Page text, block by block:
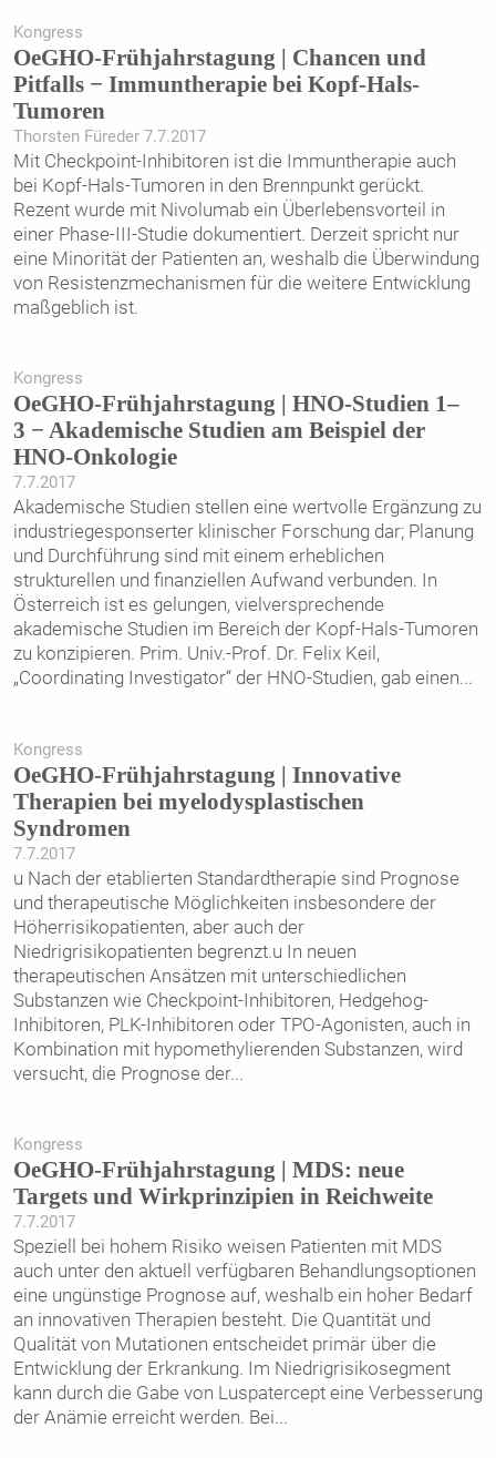
Kongress
OeGHO-Frühjahrstagung | Chancen und
Pitfalls − Immuntherapie bei Kopf-Hals-
Tumoren
Thorsten Füreder 7.7.2017
Mit Checkpoint-Inhibitoren ist die Immuntherapie auch
bei Kopf-Hals-Tumoren in den Brennpunkt gerückt.
Rezent wurde mit Nivolumab ein Überlebensvorteil in
einer Phase-III-Studie dokumentiert. Derzeit spricht nur
eine Minorität der Patienten an, weshalb die Überwindung
von Resistenzmechanismen für die weitere Entwicklung
maßgeblich ist.
Kongress
OeGHO-Frühjahrstagung | HNO-Studien 1–
3 − Akademische Studien am Beispiel der
HNO-Onkologie
7.7.2017
Akademische Studien stellen eine wertvolle Ergänzung zu
industriegesponserter klinischer Forschung dar; Planung
und Durchführung sind mit einem erheblichen
strukturellen und finanziellen Aufwand verbunden. In
Österreich ist es gelungen, vielversprechende
akademische Studien im Bereich der Kopf-Hals-Tumoren
zu konzipieren. Prim. Univ.-Prof. Dr. Felix Keil,
„Coordinating Investigator“ der HNO-Studien, gab einen...
Kongress
OeGHO-Frühjahrstagung | Innovative
Therapien bei myelodysplastischen
Syndromen
7.7.2017
u Nach der etablierten Standardtherapie sind Prognose
und therapeutische Möglichkeiten insbesondere der
Höherrisikopatienten, aber auch der
Niedrigrisikopatienten begrenzt.u In neuen
therapeutischen Ansätzen mit unterschiedlichen
Substanzen wie Checkpoint-Inhibitoren, Hedgehog-
Inhibitoren, PLK-Inhibitoren oder TPO-Agonisten, auch in
Kombination mit hypomethylierenden Substanzen, wird
versucht, die Prognose der...
Kongress
OeGHO-Frühjahrstagung | MDS: neue
Targets und Wirkprinzipien in Reichweite
7.7.2017
Speziell bei hohem Risiko weisen Patienten mit MDS
auch unter den aktuell verfügbaren Behandlungsoptionen
eine ungünstige Prognose auf, weshalb ein hoher Bedarf
an innovativen Therapien besteht. Die Quantität und
Qualität von Mutationen entscheidet primär über die
Entwicklung der Erkrankung. Im Niedrigrisikosegment
kann durch die Gabe von Luspatercept eine Verbesserung
der Anämie erreicht werden. Bei...